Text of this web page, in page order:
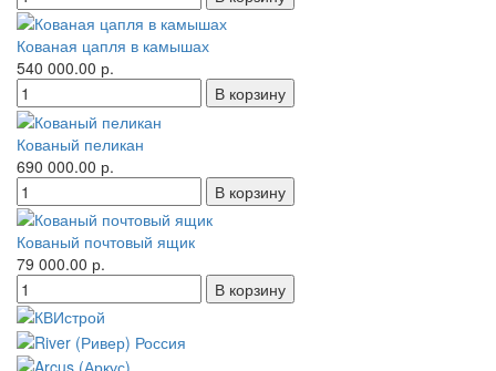
Кованая цапля в камышах
540 000.00 р.
Кованый пеликан
690 000.00 р.
Кованый почтовый ящик
79 000.00 р.